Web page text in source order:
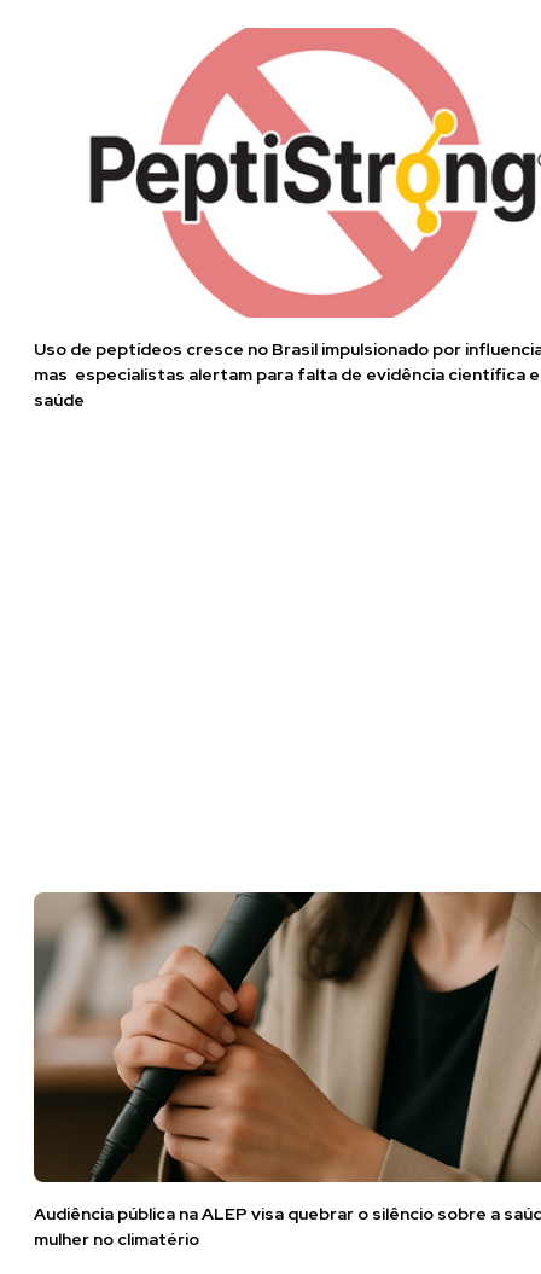
Uso de peptídeos cresce no Brasil impulsionado por
mas especialistas alertam para falta de evidência científica
saúde
Audiência pública na ALEP visa quebrar o silêncio sobre a
mulher no climatério